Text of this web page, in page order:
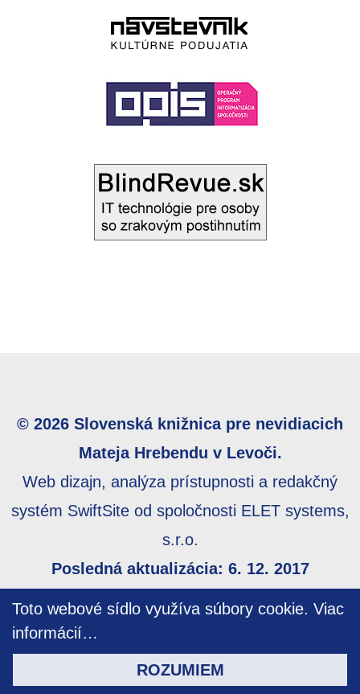
Toto webové sídlo využíva súbory cookie. Viac
informácií…
ROZUMIEM
© 2026 Slovenská knižnica pre nevidiacich
Mateja Hrebendu v Levoči.
Web dizajn, analýza prístupnosti a redakčný
systém SwiftSite od spoločnosti ELET systems,
s.r.o.
Posledná aktualizácia: 6. 12. 2017
prístupnosti